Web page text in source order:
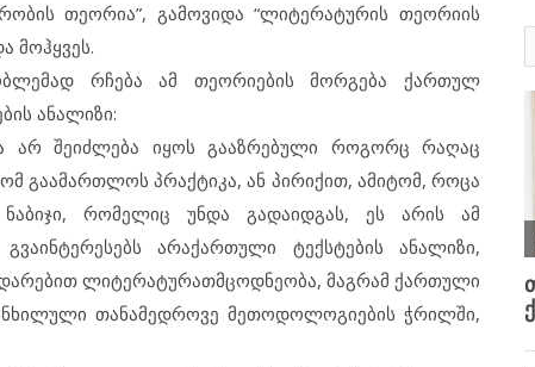
თეორია”, გამოვიდა “ლიტერატურის თეორიის
მოჰყვეს.
რჩება ამ თეორიების მორგება ქართულ
ანალიზი:
არ შეიძლება იყოს გააზრებული როგორც რაღაც
გაამართლოს პრაქტიკა, ან პირიქით, ამიტომ, როცა
რომელიც უნდა გადაიდგას, ეს არის ამ
არაქართული ტექსტების ანალიზი,
ლიტერატურათმცოდნეობა, მაგრამ ქართული
თანამედროვე მეთოდოლოგიების ჭრილში,